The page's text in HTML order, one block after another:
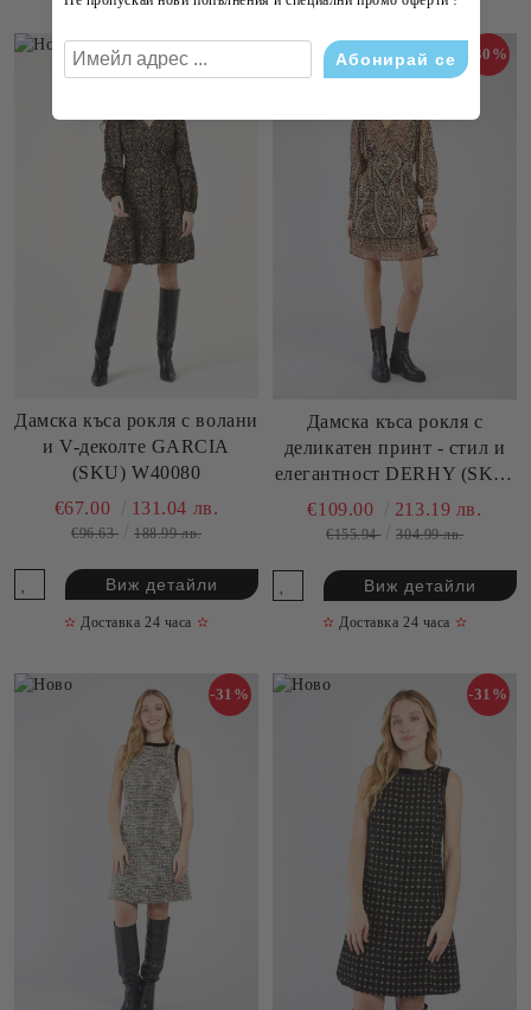
Дамска къса рокля с волани
и V-деколте GARCIA
(SKU) W40080
€67.00 131.04 лв.
€96.63 188.99 лв.
Виж детайли
✫ Доставка 24 часа ✫
Дамска къса рокля с
деликатен принт - стил и
елегантност DERHY (SKU)
A510021
-30%
€109.00 213.19 лв.
€155.94 304.99 лв.
Виж детайли
✫ Доставка 24 часа ✫
-31% -31%